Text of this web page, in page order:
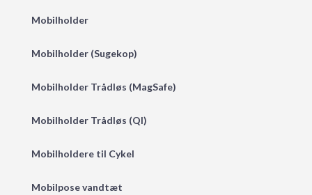
Mobilholder
Mobilholder (Sugekop)
Mobilholder Trådløs (MagSafe)
Mobilholder Trådløs (QI)
Mobilholdere til Cykel
Mobilpose vandtæt